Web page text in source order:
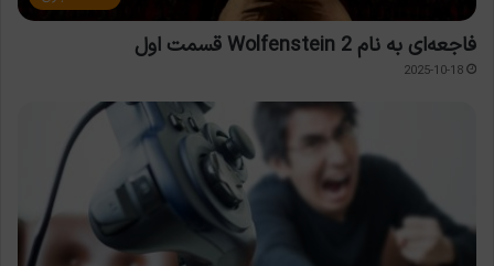
فاجعه‌ای به نام Wolfenstein 2 قسمت اول
2025-10-18